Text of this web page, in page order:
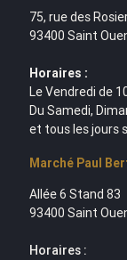
75, rue des
93400 Saint
Horaires :
Le Vendredi de
Du Samedi,
et tous les jours
Marché Paul
Allée 6 Stand 83
93400 Saint
Horaires :